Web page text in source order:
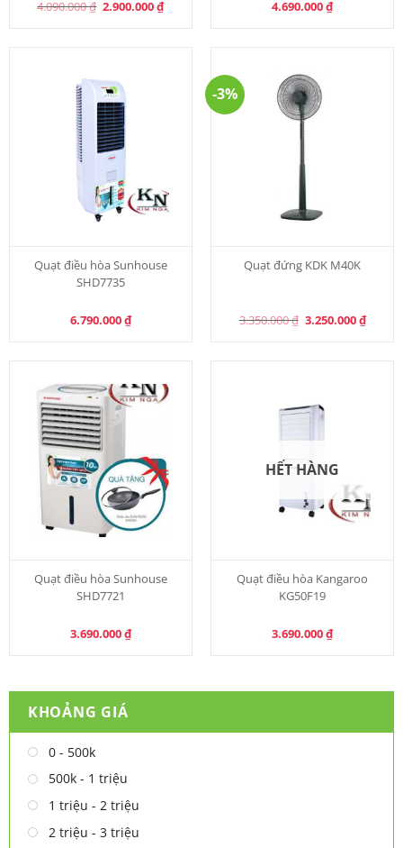
4.090.000₫ Original
2.900.000₫Current 4.690.000₫
Quạt điều hòa Sunhouse
SHD7735
6.790.000₫
-3%
Quạt đứng KDK M40K
3.350.000₫ Original
price
3.250.000₫
price
Quạt điều hòa Sunhouse
SHD7721
3.690.000₫
HẾT HÀNG
Quạt điều hòa Kangaroo
KG50F19
3.690.000₫
KHOẢNG GIÁ
0 - 500k
500k - 1 triệu
1 triệu - 2 triệu
2 triệu - 3 triệu